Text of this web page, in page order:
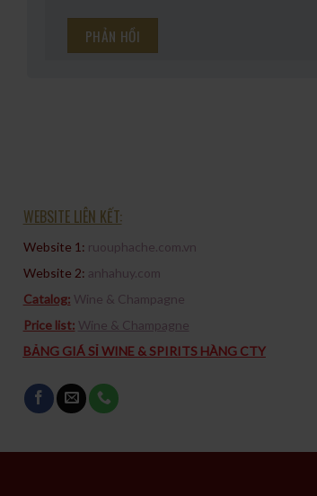
WEBSITE LIÊN KẾT:
Website 1: ruouphache.com.vn
Website 2: anhahuy.com
Catalog: Wine & Champagne
Price list: Wine & Champagne
BẢNG GIÁ SỈ WINE & SPIRITS HÀNG CTY